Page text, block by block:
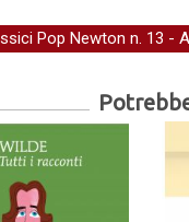
Pop Newton n. 13 -